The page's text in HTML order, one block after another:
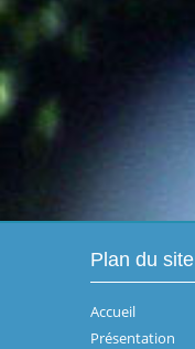
Plan du site
Accueil
Présentation